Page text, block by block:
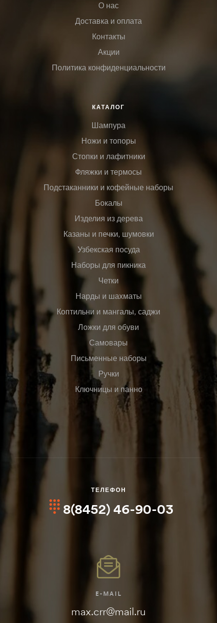
О нас
Доставка и оплата
Контакты
Акции
Политика конфиденциальности
КАТАЛОГ
Шампура
Ножи и топоры
Стопки и лафитники
Фляжки и термосы
Подстаканники и кофейные наборы
Бокалы
Изделия из дерева
Казаны и печки, шумовки
Узбекская посуда
Наборы для пикника
Четки
Нарды и шахматы
Коптильни и мангалы, саджи
Ложки для обуви
Самовары
Письменные наборы
Ручки
Ключницы и панно
ТЕЛЕФОН
8(8452) 46-90-03
E-MAIL
max.crr@mail.ru